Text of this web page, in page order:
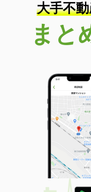
大手不
まと